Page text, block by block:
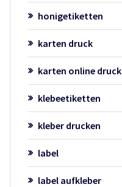
honigetiketten
karten druck
karten online druck
klebeetiketten
kleber drucken
label
label aufkleber